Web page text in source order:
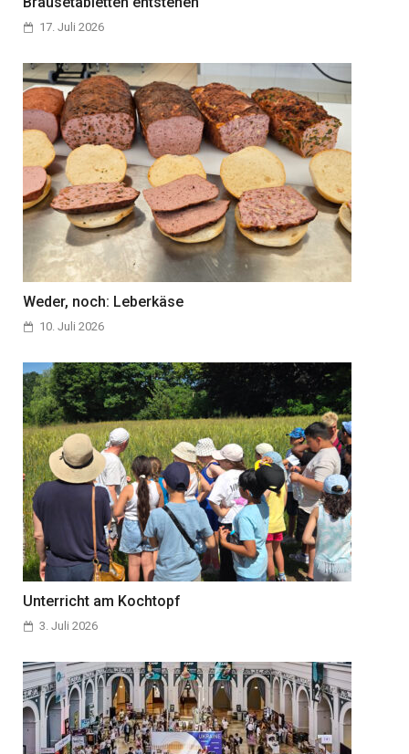
17. Juli 2026
Weder, noch: Leberkäse
10. Juli 2026
Unterricht am Kochtopf
3. Juli 2026